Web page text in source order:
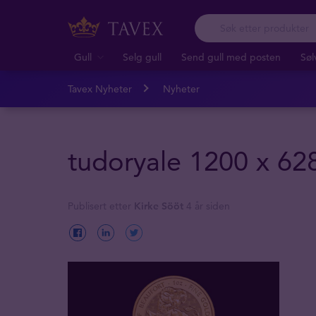
Gull Selg gull Send gull med posten
Tavex Nyheter Nyheter
tudoryale 1200 x